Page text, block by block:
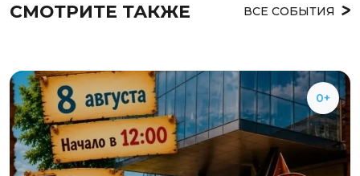
СМОТРИТЕ ТАКЖЕ ВСЕ СОБЫТИЯ
0+